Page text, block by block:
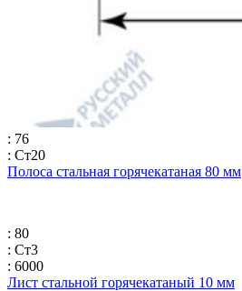
: 76
: Ст20
Полоса стальная горячекатаная 80 мм
: 80
: Ст3
: 6000
Лист стальной горячекатаный 10 мм